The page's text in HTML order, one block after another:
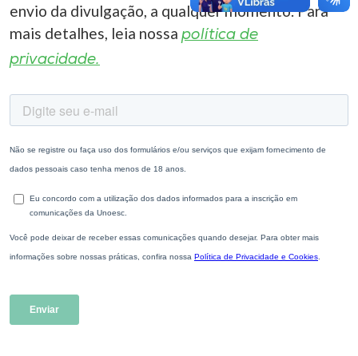
envio da divulgação, a qualquer momento. Para
mais detalhes, leia nossa política de
privacidade.